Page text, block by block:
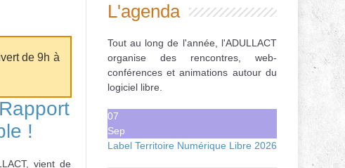
de 9h à
!
vient de
L'agenda
Tout au long de l'année, l'ADULLACT
organise des rencontres, web-
conférences et animations autour du
logiciel libre.
07
Sep
Label Territoire Numérique Libre 2026